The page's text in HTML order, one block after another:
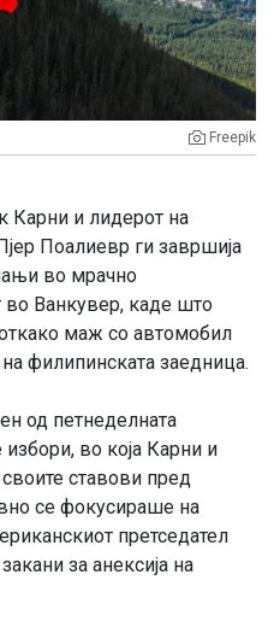
Freepik
Карни и лидерот на
Поалиевр ги завршија
во мрачно
Ванкувер, каде што
маж со автомобил
филипинската заедница.
од петнеделната
во која Карни и
ставови пред
се фокусираше на
претседател
за анексија на